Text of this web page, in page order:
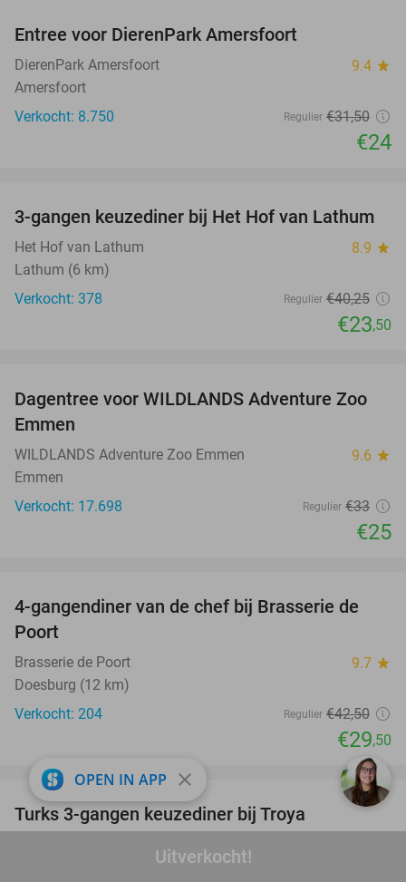
Uitverkocht!
Entree voor DierenPark Amersfoort
DierenPark Amersfoort 9.4 star
Amersfoort
Verkocht: 8.750
Regulier €31,50
€24
42%
3-gangen keuzediner bij Het Hof van Lathum
Het Hof van Lathum 8.9 star
Lathum (6 km)
Verkocht: 378
Regulier €40,25
€23,50
24%
Dagentree voor WILDLANDS Adventure Zoo
Emmen
WILDLANDS Adventure Zoo Emmen 9.6 star
Emmen
Verkocht: 17.698
Regulier €33
€25
31%
4-gangendiner van de chef bij Brasserie de
Poort
Brasserie de Poort 9.7 star
Doesburg (12 km)
Verkocht: 204
Regulier €42,50
€29,50
favorite_border
Turks 3-gangen keuzediner bij Troya
OPEN IN APP close